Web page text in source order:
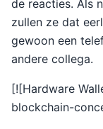
de reacties. Als
zullen ze dat
gewoon een
andere collega.
[![Hardware
blockchain-